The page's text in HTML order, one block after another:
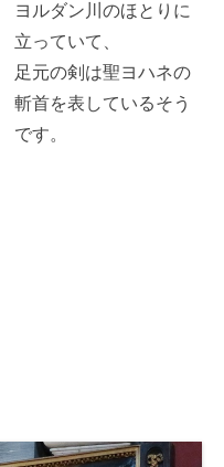
ヨルダン川のほとりに
立っていて、
足元の剣は聖ヨハネの
斬首を表しているそう
です。